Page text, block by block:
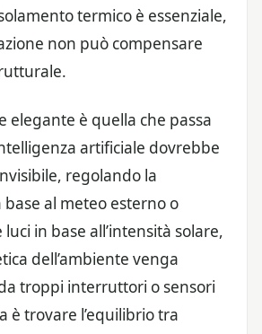
termico è essenziale,
non può compensare
elegante è quella che passa
artificiale dovrebbe
regolando la
al meteo esterno o
in base all’intensità solare,
dell’ambiente venga
troppi interruttori o sensori
è trovare l’equilibrio tra